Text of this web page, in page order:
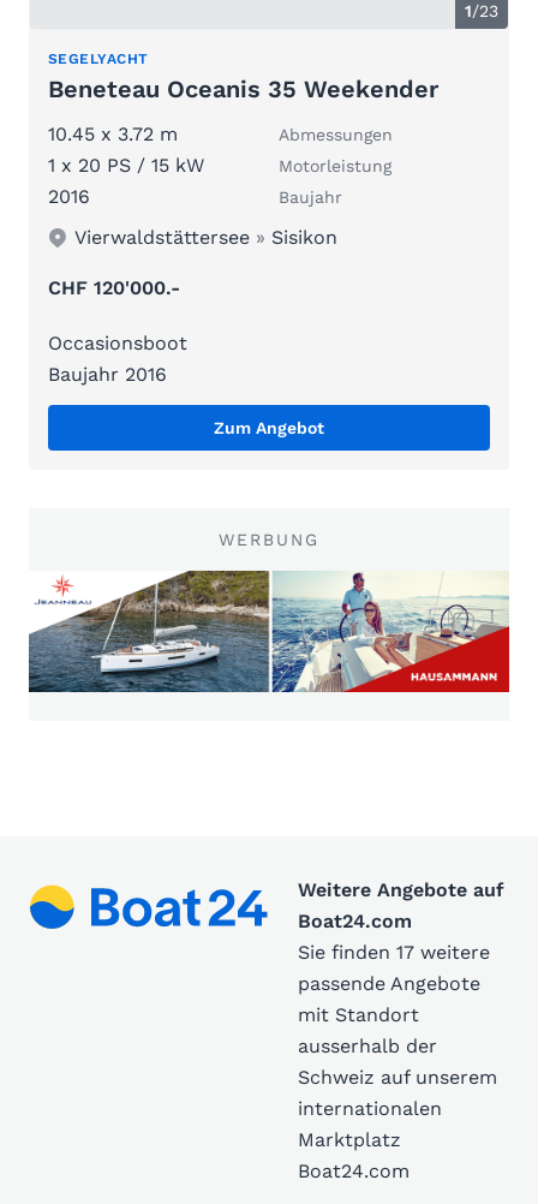
1/23
SEGELYACHT
Beneteau Oceanis 35 Weekender
10.45 x 3.72 m Abmessungen
1 x 20 PS / 15 kW Motorleistung
2016 Baujahr
Vierwaldstättersee » Sisikon
CHF 120'000.-
Occasionsboot
Baujahr 2016
Zum Angebot
WERBUNG
Weitere Angebote auf
Boat24.com
Sie finden 17 weitere
passende Angebote
mit Standort
ausserhalb der
Schweiz auf unserem
internationalen
Marktplatz
Boat24.com